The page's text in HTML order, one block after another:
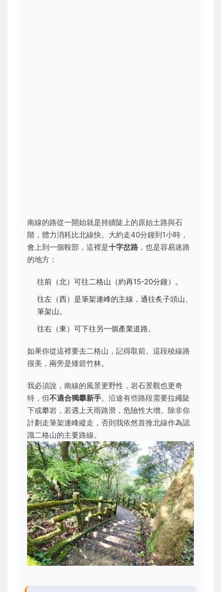
南線的路從一開始就是持續陡上的原始土路與石
階，體力消耗比北線快。大約走40分鐘到1小時，
會上到一個鞍部，這裡是十字岔路 ，也是容易迷路
的地方：
往前（北）可往二格山（約再15-20分鐘）。
往左（西）是筆架連峰的主線，通往炙子頭山、
筆架山。
往右（東）可下往另一個產業道路。
如果你從這裡要去二格山，記得取前。這段稜線路
很美，兩旁是矮箭竹林。
我必須說，南線的風景更野性，岩石景觀也更奇
特，但不適合獨攀新手。沿途有些路段需要拉繩陡
下或攀岩，若遇上天雨路滑，危險性大增。除非你
計劃走筆架連峰縱走，否則我依然首推北線作為認
識二格山的主要路線。